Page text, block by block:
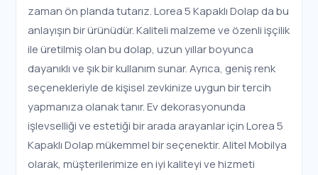
zaman ön planda tutarız. Lorea 5 Kapaklı Dolap da bu
anlayışın bir ürünüdür. Kaliteli malzeme ve özenli işçilik
ile üretilmiş olan bu dolap, uzun yıllar boyunca
dayanıklı ve şık bir kullanım sunar. Ayrıca, geniş renk
seçenekleriyle de kişisel zevkinize uygun bir tercih
yapmanıza olanak tanır. Ev dekorasyonunda
işlevselliği ve estetiği bir arada arayanlar için Lorea 5
Kapaklı Dolap mükemmel bir seçenektir. Alitel Mobilya
olarak, müşterilerimize en iyi kaliteyi ve hizmeti